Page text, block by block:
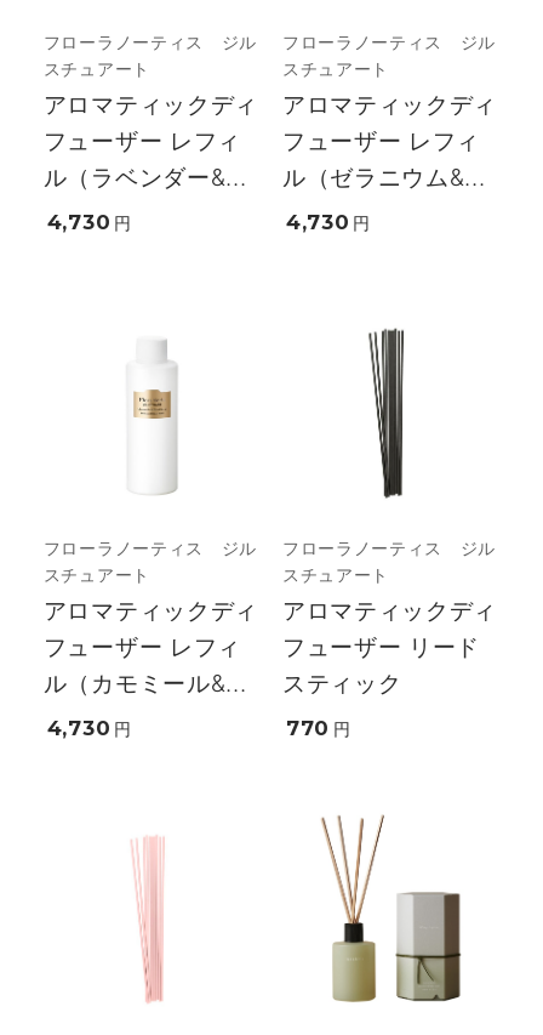
フローラノーティス ジル
スチュアート
アロマティックディ
フューザー レフィ
ル（ラベンダー&...
4,730 円
フローラノーティス ジル
スチュアート
アロマティックディ
フューザー レフィ
ル（ゼラニウム&...
4,730 円
フローラノーティス ジル
スチュアート
アロマティックディ
フューザー レフィ
ル（カモミール&...
4,730 円
フローラノーティス ジル
スチュアート
アロマティックディ
フューザー リード
スティック
770 円